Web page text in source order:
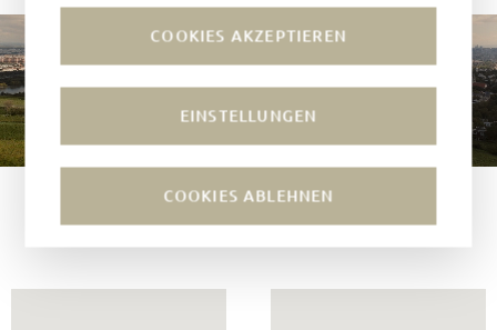
COOKIES AKZEPTIEREN
EINSTELLUNGEN
COOKIES ABLEHNEN